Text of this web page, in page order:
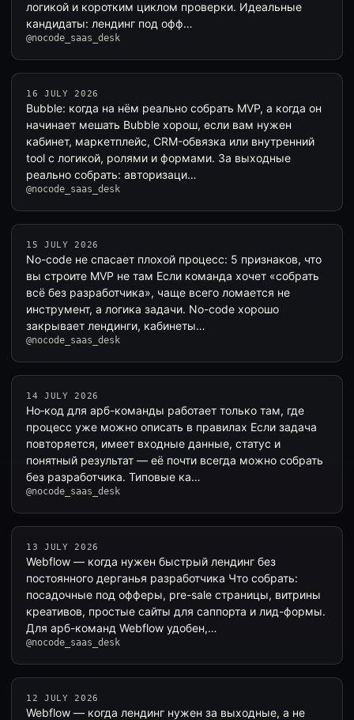
логикой и коротким циклом проверки. Идеальные
кандидаты: лендинг под офф…
@nocode_saas_desk
16 JULY 2026
Bubble: когда на нём реально собрать MVP, а когда он
начинает мешать Bubble хорош, если вам нужен
кабинет, маркетплейс, CRM-обвязка или внутренний
tool с логикой, ролями и формами. За выходные
реально собрать: авторизаци…
@nocode_saas_desk
15 JULY 2026
No-code не спасает плохой процесс: 5 признаков, что
вы строите MVP не там Если команда хочет «собрать
всё без разработчика», чаще всего ломается не
инструмент, а логика задачи. No-code хорошо
закрывает лендинги, кабинеты…
@nocode_saas_desk
14 JULY 2026
Но‑код для арб-команды работает только там, где
процесс уже можно описать в правилах Если задача
повторяется, имеет входные данные, статус и
понятный результат — её почти всегда можно собрать
без разработчика. Типовые ка…
@nocode_saas_desk
13 JULY 2026
Webflow — когда нужен быстрый лендинг без
постоянного дерганья разработчика Что собрать:
посадочные под офферы, pre-sale страницы, витрины
креативов, простые сайты для саппорта и лид-формы.
Для арб-команд Webflow удобен,…
@nocode_saas_desk
12 JULY 2026
Webflow — когда лендинг нужен за выходные, а не